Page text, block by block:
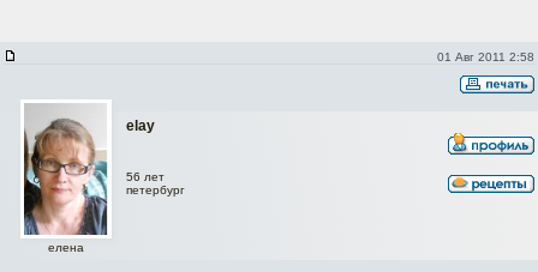
01 Авг 2011 2:58
elay
елена
56 лет
петербург